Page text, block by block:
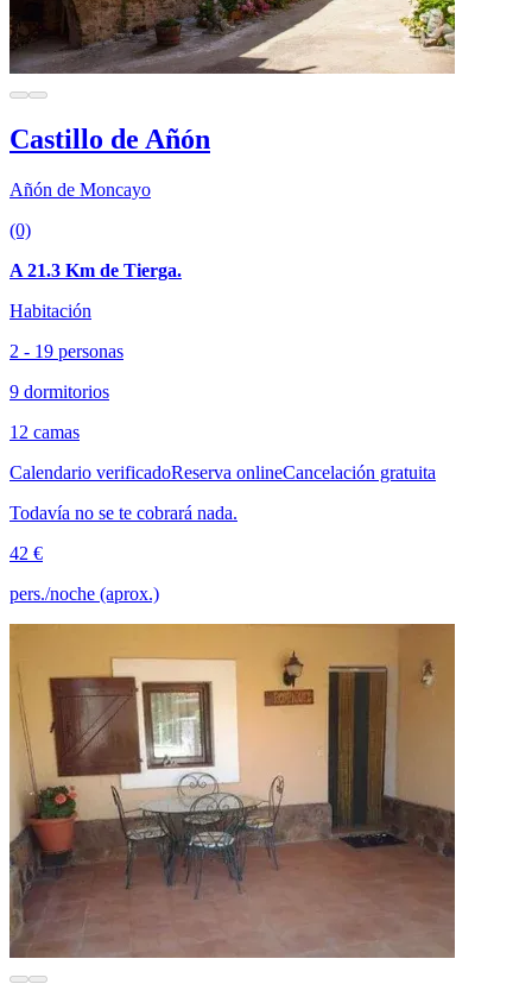
Castillo de Añón
Añón de Moncayo
(0)
A 21.3 Km de Tierga.
Habitación
2 - 19 personas
9 dormitorios
12 camas
Calendario verificadoReserva onlineCancelación gratuita
Todavía no se te cobrará nada.
42 €
pers./noche (aprox.)